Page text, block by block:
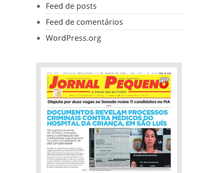
Feed de posts
Feed de comentários
WordPress.org